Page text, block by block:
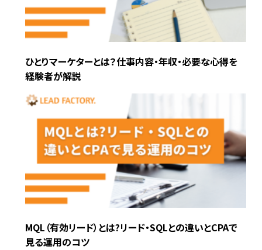
ひとりマーケターとは？仕事内容・年収・必要な心得を
経験者が解説
MQL（有効リード）とは?リード・SQLとの違いとCPAで
見る運用のコツ